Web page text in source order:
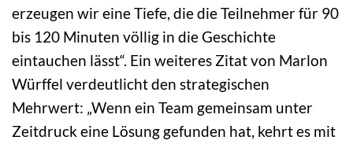
erzeugen wir eine Tiefe, die die Teilnehmer für 90
bis 120 Minuten völlig in die Geschichte
eintauchen lässt“. Ein weiteres Zitat von Marlon
Würffel verdeutlicht den strategischen
Mehrwert: „Wenn ein Team gemeinsam unter
Zeitdruck eine Lösung gefunden hat, kehrt es mit